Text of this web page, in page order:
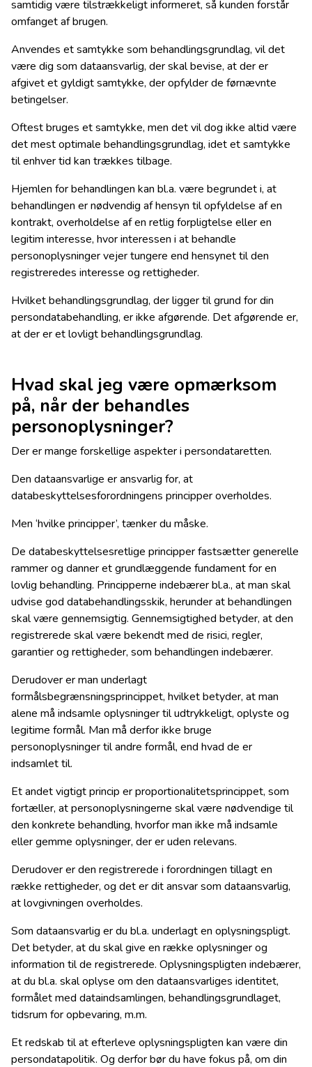
samtidig være tilstrækkeligt informeret, så kunden forstår
omfanget af brugen.
Anvendes et samtykke som behandlingsgrundlag, vil det
være dig som dataansvarlig, der skal bevise, at der er
afgivet et gyldigt samtykke, der opfylder de førnævnte
betingelser.
Oftest bruges et samtykke, men det vil dog ikke altid være
det mest optimale behandlingsgrundlag, idet et samtykke
til enhver tid kan trækkes tilbage.
Hjemlen for behandlingen kan bl.a. være begrundet i, at
behandlingen er nødvendig af hensyn til opfyldelse af en
kontrakt, overholdelse af en retlig forpligtelse eller en
legitim interesse, hvor interessen i at behandle
personoplysninger vejer tungere end hensynet til den
registreredes interesse og rettigheder.
Hvilket behandlingsgrundlag, der ligger til grund for din
persondatabehandling, er ikke afgørende. Det afgørende er,
at der er et lovligt behandlingsgrundlag.
Hvad skal jeg være opmærksom
på, når der behandles
personoplysninger?
Der er mange forskellige aspekter i persondataretten.
Den dataansvarlige er ansvarlig for, at
databeskyttelsesforordningens principper overholdes.
Men ‘hvilke principper’, tænker du måske.
De databeskyttelsesretlige principper fastsætter generelle
rammer og danner et grundlæggende fundament for en
lovlig behandling. Principperne indebærer bl.a., at man skal
udvise god databehandlingsskik, herunder at behandlingen
skal være gennemsigtig. Gennemsigtighed betyder, at den
registrerede skal være bekendt med de risici, regler,
garantier og rettigheder, som behandlingen indebærer.
Derudover er man underlagt
formålsbegrænsningsprincippet, hvilket betyder, at man
alene må indsamle oplysninger til udtrykkeligt, oplyste og
legitime formål. Man må derfor ikke bruge
personoplysninger til andre formål, end hvad de er
indsamlet til.
Et andet vigtigt princip er proportionalitetsprincippet, som
fortæller, at personoplysningerne skal være nødvendige til
den konkrete behandling, hvorfor man ikke må indsamle
eller gemme oplysninger, der er uden relevans.
Derudover er den registrerede i forordningen tillagt en
række rettigheder, og det er dit ansvar som dataansvarlig,
at lovgivningen overholdes.
Som dataansvarlig er du bl.a. underlagt en oplysningspligt.
Det betyder, at du skal give en række oplysninger og
information til de registrerede. Oplysningspligten indebærer,
at du bl.a. skal oplyse om den dataansvarliges identitet,
formålet med dataindsamlingen, behandlingsgrundlaget,
tidsrum for opbevaring, m.m.
Et redskab til at efterleve oplysningspligten kan være din
persondatapolitik. Og derfor bør du have fokus på, om din